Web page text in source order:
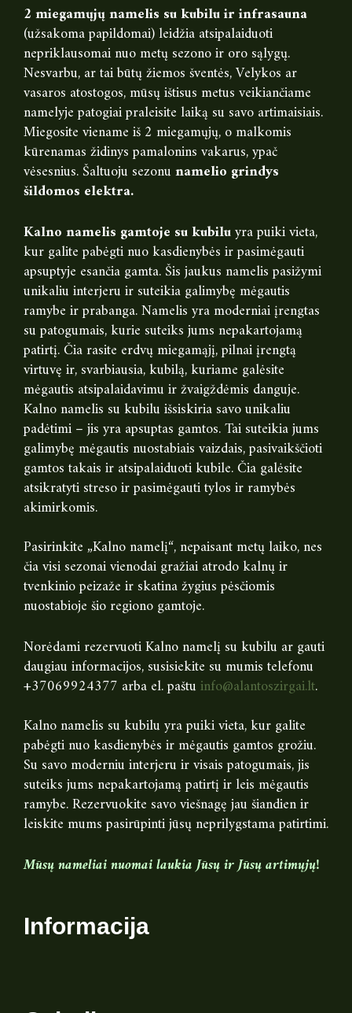
2 miegamųjų namelis su kubilu ir infrasauna
(užsakoma papildomai) leidžia atsipalaiduoti
nepriklausomai nuo metų sezono ir oro sąlygų.
Nesvarbu, ar tai būtų žiemos šventės, Velykos ar
vasaros atostogos, mūsų ištisus metus veikiančiame
namelyje patogiai praleisite laiką su savo artimaisiais.
Miegosite viename iš 2 miegamųjų, o malkomis
kūrenamas židinys pamalonins vakarus, ypač
vėsesnius. Šaltuoju sezonunamelio grindys
šildomos elektra.
Kalno namelis gamtoje su kubiluyra puiki vieta,
kur galite pabėgti nuo kasdienybės ir pasimėgauti
apsuptyje esančia gamta. Šis jaukus namelis pasižymi
unikaliu interjeru ir suteikia galimybę mėgautis
ramybe ir prabanga. Namelis yra moderniai įrengtas
su patogumais, kurie suteiks jums nepakartojamą
patirtį. Čia rasite erdvų miegamąjį, pilnai įrengtą
virtuvę ir, svarbiausia, kubilą, kuriame galėsite
mėgautis atsipalaidavimu ir žvaigždėmis danguje.
Kalno namelis su kubilu išsiskiria savo unikaliu
padėtimi – jis yra apsuptas gamtos. Tai suteikia jums
galimybę mėgautis nuostabiais vaizdais, pasivaikščioti
gamtos takais ir atsipalaiduoti kubile. Čia galėsite
atsikratyti streso ir pasimėgauti tylos ir ramybės
akimirkomis.
Pasirinkite „Kalno namelį“, nepaisant metų laiko, nes
čia visi sezonai vienodai gražiai atrodo kalnų ir
tvenkinio peizaže ir skatina žygius pėsčiomis
nuostabioje šio regiono gamtoje.
Norėdami rezervuoti Kalno namelį su kubilu ar gauti
daugiau informacijos, susisiekite su mumis telefonu
+37069924377 arba el. paštuinfo@alantoszirgai.lt.
Kalno namelis su kubilu yra puiki vieta, kur galite
pabėgti nuo kasdienybės ir mėgautis gamtos grožiu.
Su savo moderniu interjeru ir visais patogumais, jis
suteiks jums nepakartojamą patirtį ir leis mėgautis
ramybe. Rezervuokite savo viešnagę jau šiandien ir
leiskite mums pasirūpinti jūsų neprilygstama patirtimi.
Mūsų nameliai nuomai laukia Jūsų ir Jūsų artimųjų!
Informacija